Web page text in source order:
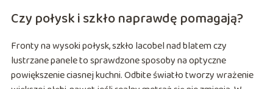
Czy połysk i szkło naprawdę pomagają?
Fronty na wysoki połysk, szkło lacobel nad blatem czy
lustrzane panele to sprawdzone sposoby na optyczne
powiększenie ciasnej kuchni. Odbite światło tworzy wrażenie